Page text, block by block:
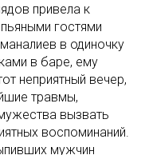
привела к
гостями
в одиночку
в баре, ему
неприятный вечер,
травмы,
вызвать
воспоминаний.
мужчин